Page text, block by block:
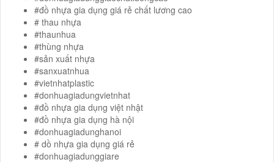
#đồ nhựa gia dụng giá rẻ chất lương cao
# thau nhựa
#thaunhua
#thùng nhựa
#sản xuất nhựa
#sanxuatnhua
#vietnhatplastic
#donhuagiadungvietnhat
#đồ nhựa gia dụng việt nhật
#đồ nhựa gia dụng hà nội
#donhuagiadunghanoi
# dồ nhựa gia dụng giá rẻ
#donhuagiadunggiare